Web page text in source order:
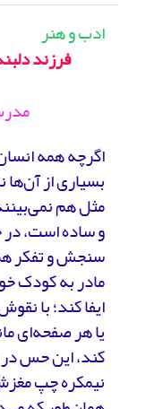
ادب و هنر
فرزند
اگرچه همه
بسیاری از
مثل هم
و ساده است،
سنجش و تفکر
مادر به کودک
ایفا کند؛ با
یا هر صفحه‌ای
کند، این حس در
نیمکره چپ